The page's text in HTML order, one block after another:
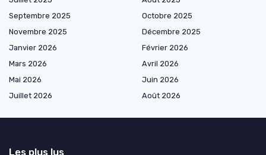
Septembre 2025
Octobre 2025
Novembre 2025
Décembre 2025
Janvier 2026
Février 2026
Mars 2026
Avril 2026
Mai 2026
Juin 2026
Juillet 2026
Août 2026
Les plus lus